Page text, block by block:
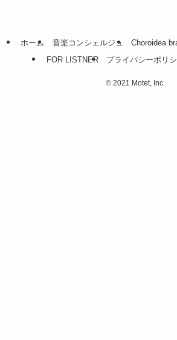
ホーム 音楽コンシェルジュ Choroidea
FOR LISTNER
プライバシーポリ
© 2021 Motet, Inc.